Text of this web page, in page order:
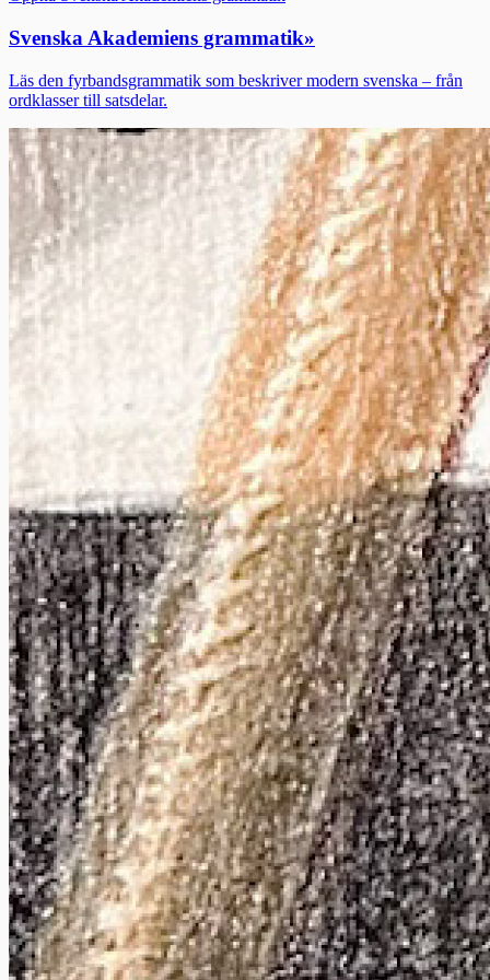
Svenska Akademiens grammatik»
Läs den fyrbandsgrammatik som beskriver modern svenska – från
ordklasser till satsdelar.